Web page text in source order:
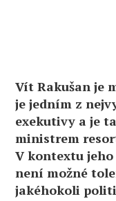
Vít Rakušan je
je jedním z
exekutivy a je
ministrem
V kontextu
není možné
jakéhokoli